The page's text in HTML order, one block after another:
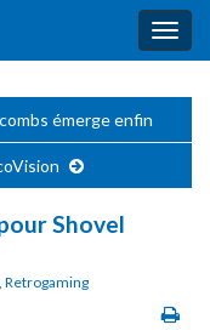
émerge enfin
Shovel
, Retrogaming